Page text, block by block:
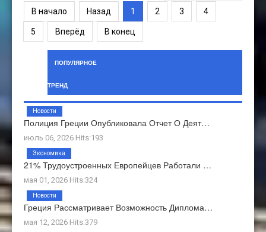
В начало Назад 1 2 3 4
5 Вперёд В конец
ПОПУЛЯРНОЕ
ТРЕНД
Полиция Греции Опубликовала Отчет О Деят…
июль 06, 2026 Hits:193
Новости
21% Трудоустроенных Европейцев Работали …
мая 01, 2026 Hits:324
Экономика
Греция Рассматривает Возможность Диплома…
мая 12, 2026 Hits:379
Новости